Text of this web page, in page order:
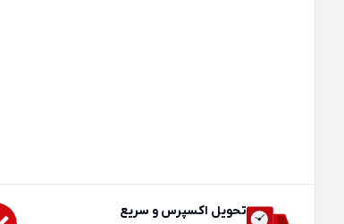
تحویل اکسپرس و سریع